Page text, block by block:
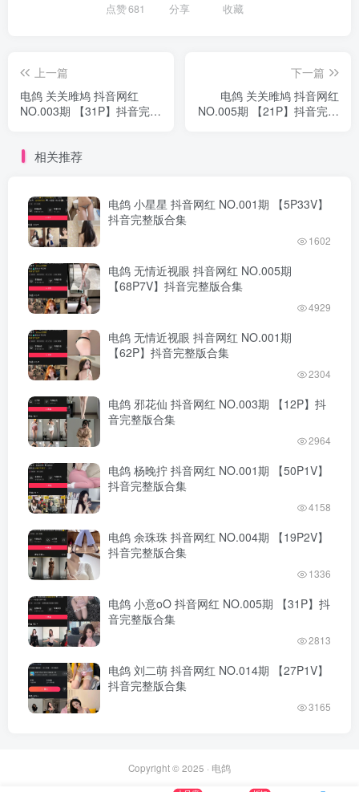
点赞681 分享 收藏
上一篇
电鸽 关关雎鸠 抖音网红
NO.003期 【31P】抖音完整
下一篇
电鸽 关关雎鸠 抖音网红
NO.005期 【21P】抖音完整
相关推荐
电鸽 小星星 抖音网红 NO.001期 【5P33V】
抖音完整版合集
1602
电鸽 无情近视眼 抖音网红 NO.005期
【68P7V】抖音完整版合集
4929
电鸽 无情近视眼 抖音网红 NO.001期
【62P】抖音完整版合集
2304
电鸽 邪花仙 抖音网红 NO.003期 【12P】抖
音完整版合集
2964
电鸽 杨晚拧 抖音网红 NO.001期 【50P1V】
抖音完整版合集
4158
电鸽 余珠珠 抖音网红 NO.004期 【19P2V】
抖音完整版合集
1336
电鸽 小意oO 抖音网红 NO.005期 【31P】抖
音完整版合集
2813
电鸽 刘二萌 抖音网红 NO.014期 【27P1V】
抖音完整版合集
3165
Copyright © 2025 · 电鸽